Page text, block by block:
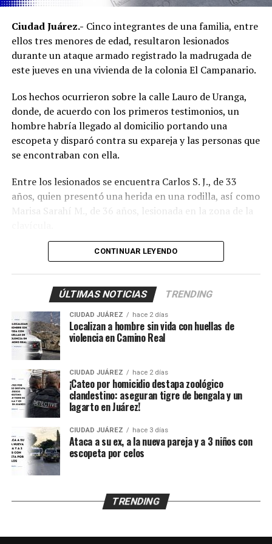
Público mientras continúan las investigaciones para
esclarecer el homicidio y determinar la posible
participación de más personas.
Ciudad Juárez.- Cinco integrantes de una familia, entre
ellos tres menores de edad, resultaron lesionados
durante un ataque armado registrado la madrugada de
este jueves en una vivienda de la colonia El Campanario.
Los hechos ocurrieron sobre la calle Lauro de Uranga,
donde, de acuerdo con los primeros testimonios, un
hombre habría llegado al domicilio portando una
escopeta y disparó contra su expareja y las personas que
se encontraban con ella.
Entre los lesionados se encuentra Carlos S. J., de 33
años, quien presentó una herida en una rodilla, así como
Marisa Sarahí M., de 36 años, lesionada en la zona de la
También fueron atendidos Damián, de 14 años; Ana, de
El probable responsable fue identificado como Abraham
B., de 38 años, expareja de la mujer y presunto padre de
los menores, de acuerdo con información
proporcionada por un mando policiaco.
Agentes ministeriales acudieron al lugar para procesar
la escena, recabar evidencias e iniciar la búsqueda del
presunto agresor, quien hasta el momento no ha sido
detenido.
CONTINUAR LEYENDO
ÚLTIMAS NOTICIAS TRENDING
CIUDAD JUÁREZ hace 2 días
Localizan a hombre sin vida con huellas de
violencia en Camino Real
CIUDAD JUÁREZ hace 2 días
¡Cateo por homicidio destapa zoológico
clandestino: aseguran tigre de bengala y un
lagarto en Juárez!
CIUDAD JUÁREZ hace 3 días
Ataca a su ex, a la nueva pareja y a 3 niños con
escopeta por celos
TRENDING